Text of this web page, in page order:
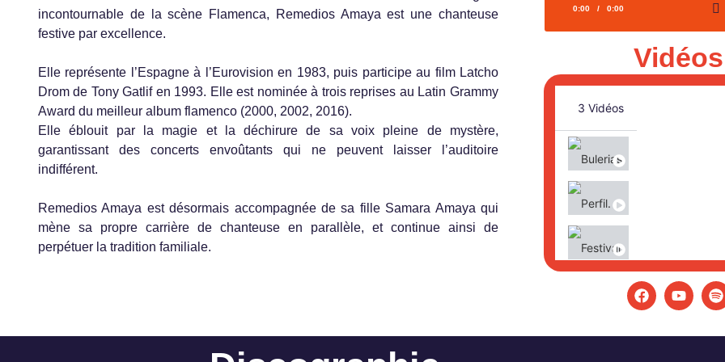
incontournable de la scène Flamenca, Remedios Amaya est une chanteuse
festive par excellence.
Elle représente l’Espagne à l’Eurovision en 1983, puis participe au film Latcho
Drom de Tony Gatlif en 1993. Elle est nominée à trois reprises au Latin Grammy
Award du meilleur album flamenco (2000, 2002, 2016).
Elle éblouit par la magie et la déchirure de sa voix pleine de mystère,
garantissant des concerts envoûtants qui ne peuvent laisser l’auditoire
indifférent.
Remedios Amaya est désormais accompagnée de sa fille Samara Amaya qui
mène sa propre carrière de chanteuse en parallèle, et continue ainsi de
perpétuer la tradition familiale.
0:00 / 0:00
Vidéos
3 Vidéos